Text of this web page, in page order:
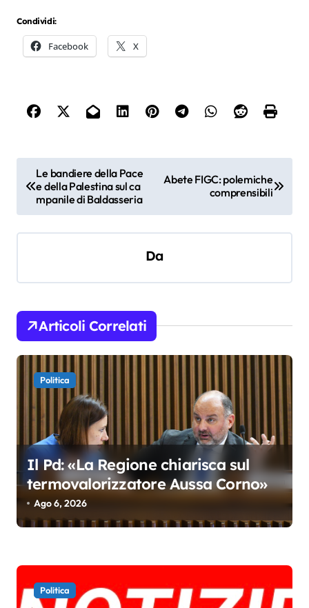
Condividi:
Facebook X
a
v
i
a
o
r
i
c
o
i
Le bandiere della Pace
e della Palestina sul ca
mpanile di Baldasseria
Abete FIGC: polemiche
comprensibili
Da
Articoli Correlati
Politica
Il Pd: «La Regione chiarisca sul
termovalorizzatore Aussa Corno»
Ago 6, 2026
Politica